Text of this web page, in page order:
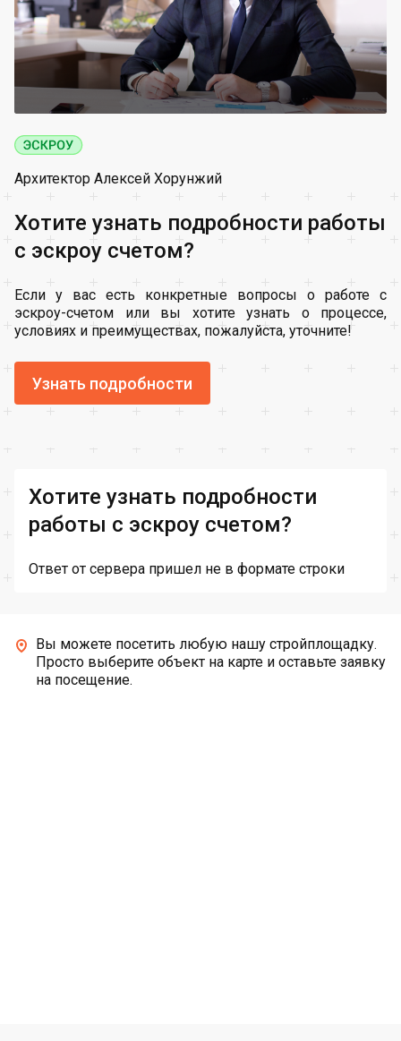
Архитектор Алексей Хорунжий
Хотите узнать подробности работы
с эскроу счетом?
Если у вас есть конкретные вопросы о работе с
эскроу-счетом или вы хотите узнать о процессе,
условиях и преимуществах, пожалуйста, уточните!
Узнать подробности
Хотите узнать подробности
работы с эскроу счетом?
Ответ от сервера пришел не в формате строки
Вы можете посетить любую нашу стройплощадку.
Просто выберите объект на карте и оставьте заявку
на посещение.